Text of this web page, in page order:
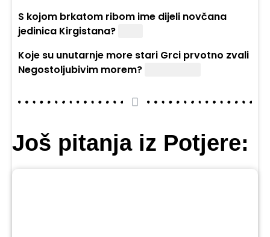
S kojom brkatom ribom ime dijeli novčana
jedinica Kirgistana?
Koje su unutarnje more stari Grci prvotno zvali
Negostoljubivim morem?
Još pitanja iz Potjere: